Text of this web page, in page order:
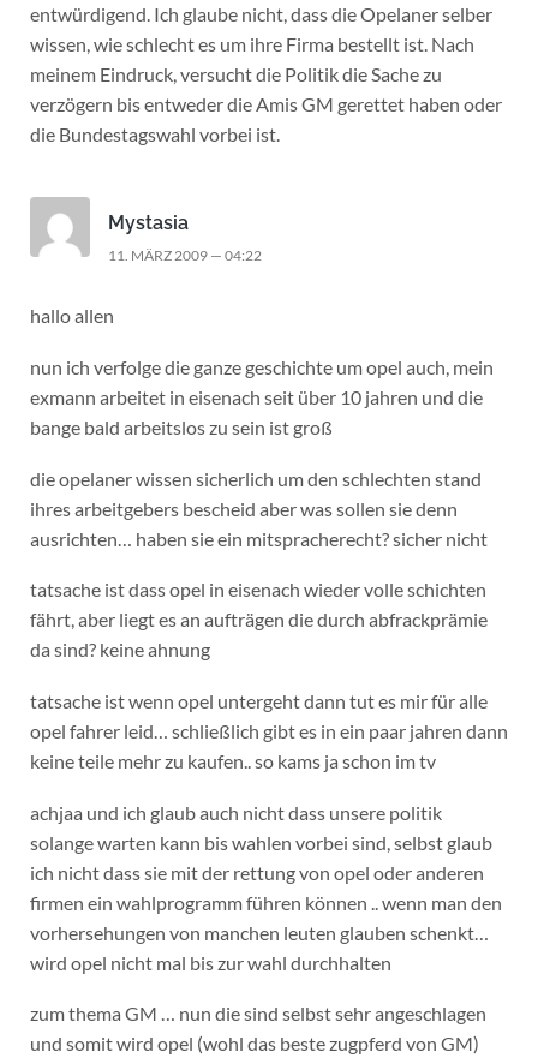
entwürdigend. Ich glaube nicht, dass die Opelaner selber
wissen, wie schlecht es um ihre Firma bestellt ist. Nach
meinem Eindruck, versucht die Politik die Sache zu
verzögern bis entweder die Amis GM gerettet haben oder
die Bundestagswahl vorbei ist.
Mystasia
11. MÄRZ 2009 — 04:22
hallo allen
nun ich verfolge die ganze geschichte um opel auch, mein
exmann arbeitet in eisenach seit über 10 jahren und die
bange bald arbeitslos zu sein ist groß
die opelaner wissen sicherlich um den schlechten stand
ihres arbeitgebers bescheid aber was sollen sie denn
ausrichten… haben sie ein mitspracherecht? sicher nicht
tatsache ist dass opel in eisenach wieder volle schichten
fährt, aber liegt es an aufträgen die durch abfrackprämie
da sind? keine ahnung
tatsache ist wenn opel untergeht dann tut es mir für alle
opel fahrer leid… schließlich gibt es in ein paar jahren dann
keine teile mehr zu kaufen.. so kams ja schon im tv
achjaa und ich glaub auch nicht dass unsere politik
solange warten kann bis wahlen vorbei sind, selbst glaub
ich nicht dass sie mit der rettung von opel oder anderen
firmen ein wahlprogramm führen können .. wenn man den
vorhersehungen von manchen leuten glauben schenkt…
wird opel nicht mal bis zur wahl durchhalten
zum thema GM … nun die sind selbst sehr angeschlagen
und somit wird opel (wohl das beste zugpferd von GM)